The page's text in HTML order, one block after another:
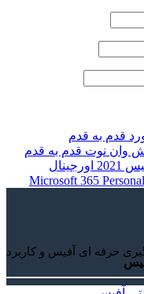
حرفه ای آفیس و کاربرد